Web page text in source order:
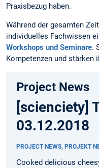
Praxisbezug haben.
Während der gesamten
individuelles Fachwissen
Workshops und Seminare.
Kompetenzen und stärken
Project News
[scienciety]
03.12.2018
PROJECT NEWS, PROJEKT
Cooked delicious